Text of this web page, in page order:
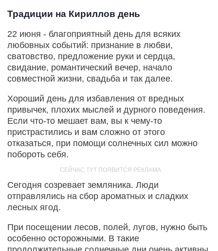
Традиции на Кириллов день
22 июня - благоприятный день для всяких
любовных событий: признание в любви,
сватовство, предложение руки и сердца,
свидание, романтический вечер, начало
совместной жизни, свадьба и так далее.
Хороший день для избавления от вредных
привычек, плохих мыслей и дурного поведения.
Если что-то мешает вам, вы к чему-то
пристрастились и вам сложно от этого
отказаться, при помощи солнечных сил можно
побороть себя.
Сегодня созревает земляника. Люди
отправлялись на сбор ароматных и сладких
лесных ягод.
При посещении лесов, полей, лугов, нужно быть
особенно осторожными. В такие